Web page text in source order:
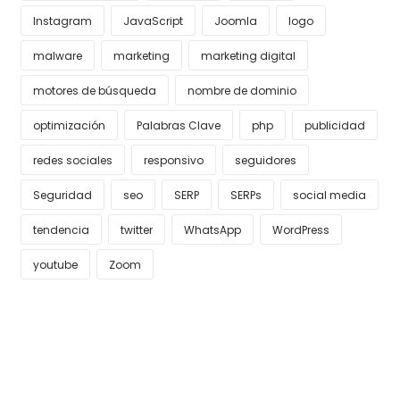
Instagram JavaScript Joomla logo
malware marketing marketing digital
motores de búsqueda nombre de dominio
optimización Palabras Clave php publicidad
redes sociales responsivo seguidores
Seguridad seo SERP SERPs social media
tendencia twitter WhatsApp WordPress
youtube Zoom